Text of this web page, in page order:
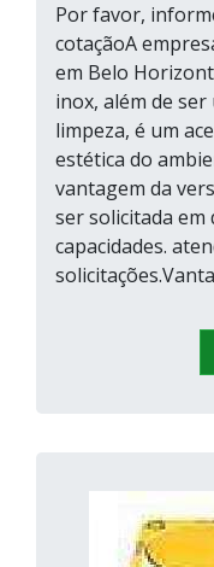
Por favor,
cotaçãoA
em Belo
inox, além de
limpeza, é um
estética do
vantagem da
ser solicitada em
capacidades.